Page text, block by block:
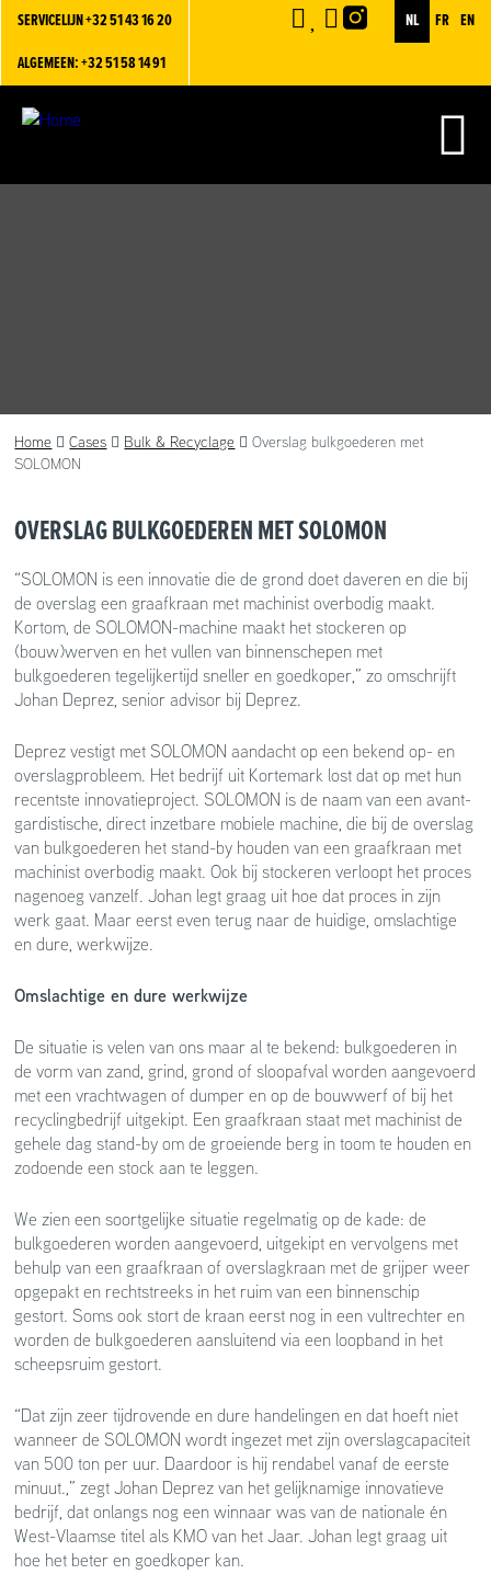
NL FR EN
SERVICELIJN+32 51 43 16 20
ALGEMEEN: +32 51 58 14 91
Home Cases Bulk & Recyclage
Overslag bulkgoederen met
SOLOMON
OVERSLAG BULKGOEDEREN MET SOLOMON
“SOLOMON is een innovatie die de grond doet daveren en die bij
de overslag een graafkraan met machinist overbodig maakt.
Kortom, de SOLOMON-machine maakt het stockeren op
(bouw)werven en het vullen van binnenschepen met
bulkgoederen tegelijkertijd sneller en goedkoper,” zo omschrijft
Johan Deprez, senior advisor bij Deprez.
Deprez vestigt met SOLOMON aandacht op een bekend op- en
overslagprobleem. Het bedrijf uit Kortemark lost dat op met hun
recentste innovatieproject. SOLOMON is de naam van een avant-
gardistische, direct inzetbare mobiele machine, die bij de overslag
van bulkgoederen het stand-by houden van een graafkraan met
machinist overbodig maakt. Ook bij stockeren verloopt het proces
nagenoeg vanzelf. Johan legt graag uit hoe dat proces in zijn
werk gaat. Maar eerst even terug naar de huidige, omslachtige
en dure, werkwijze.
Omslachtige en dure werkwijze
De situatie is velen van ons maar al te bekend: bulkgoederen in
de vorm van zand, grind, grond of sloopafval worden aangevoerd
met een vrachtwagen of dumper en op de bouwwerf of bij het
recyclingbedrijf uitgekipt. Een graafkraan staat met machinist de
gehele dag stand-by om de groeiende berg in toom te houden en
zodoende een stock aan te leggen.
We zien een soortgelijke situatie regelmatig op de kade: de
bulkgoederen worden aangevoerd, uitgekipt en vervolgens met
behulp van een graafkraan of overslagkraan met de grijper weer
opgepakt en rechtstreeks in het ruim van een binnenschip
gestort. Soms ook stort de kraan eerst nog in een vultrechter en
worden de bulkgoederen aansluitend via een loopband in het
scheepsruim gestort.
“Dat zijn zeer tijdrovende en dure handelingen en dat hoeft niet
wanneer de SOLOMON wordt ingezet met zijn overslagcapaciteit
van 500 ton per uur. Daardoor is hij rendabel vanaf de eerste
minuut.,” zegt Johan Deprez van het gelijknamige innovatieve
bedrijf, dat onlangs nog een winnaar was van de nationale én
West-Vlaamse titel als KMO van het Jaar. Johan legt graag uit
hoe het beter en goedkoper kan.